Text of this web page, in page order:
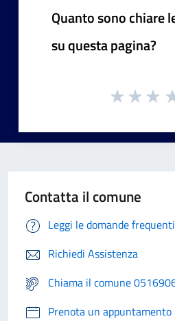
Quanto sono chiare
su questa pagina?
Contatta il comune
Leggi le domande frequenti
Richiedi Assistenza
Chiama il comune
Prenota un appuntamento